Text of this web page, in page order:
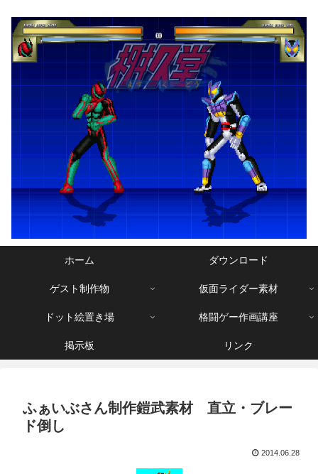
ホーム ダウンロード
ゲスト制作物 仮面ライダー素材
ドット絵置き場 格闘ゲー作画講座
掲示板 リンク
ふぁいぶさん制作鎧武素材 直立・ブレー
ド倒し
2014.06.28